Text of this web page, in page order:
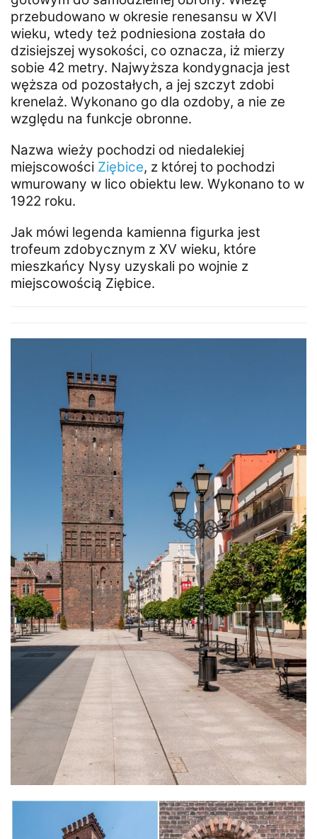
przebudowano w okresie renesansu w XVI
wieku, wtedy też podniesiona została do
dzisiejszej wysokości, co oznacza, iż mierzy
sobie 42 metry. Najwyższa kondygnacja jest
węższa od pozostałych, a jej szczyt zdobi
krenelaż. Wykonano go dla ozdoby, a nie ze
względu na funkcje obronne.
Nazwa wieży pochodzi od niedalekiej
miejscowości Ziębice, z której to pochodzi
wmurowany w lico obiektu lew. Wykonano to w
1922 roku.
Jak mówi legenda kamienna figurka jest
trofeum zdobycznym z XV wieku, które
mieszkańcy Nysy uzyskali po wojnie z
miejscowością Ziębice.